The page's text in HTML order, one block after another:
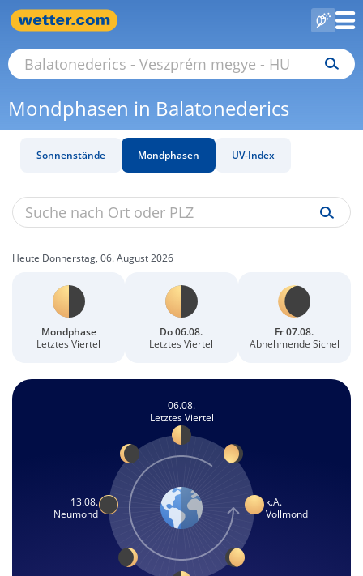
Mondphasen in Balatonederics
Sonnenstände Mondphasen UV-Index
Heute Donnerstag, 06. August 2026
Mondphase
Letztes Viertel
Do 06.08.
Letztes Viertel
Fr 07.08.
Abnehmende Sichel
06.08.
Letztes Viertel
13.08.
Neumond
k.A.
Vollmond